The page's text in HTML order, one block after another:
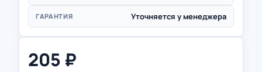
ГАРАНТИЯ Уточняется у менеджера
205 ₽